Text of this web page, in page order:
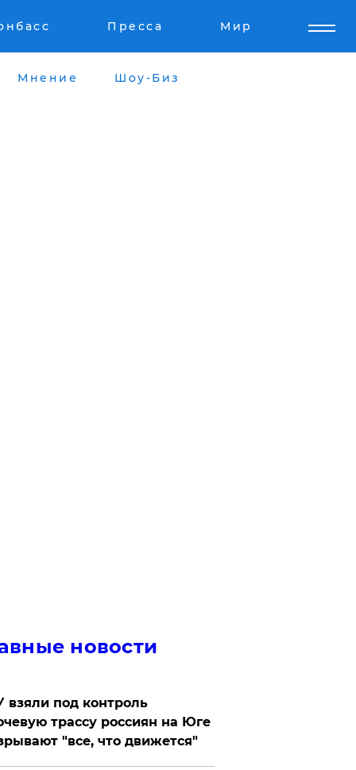
Пресса Мир
Мнение Шоу-Биз
новости
взяли под контроль
трассу россиян на Юге
"все, что движется"